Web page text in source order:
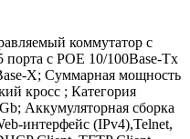
коммутатор с
с РОЕ 10/100Base-Tx
X; Суммарная мощность
кросс ; Категория
Аккумуляторная сборка
интерфейс (IPv4),Telnet,